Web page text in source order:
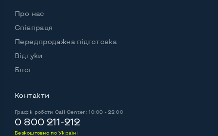
Про нас
Співпраця
Передпродажна підготовка
Відгуки
Блог
Контакти
Графік роботи Call Center: 10:00 - 22:00
0 800 211-212
Безкоштовно по Україні